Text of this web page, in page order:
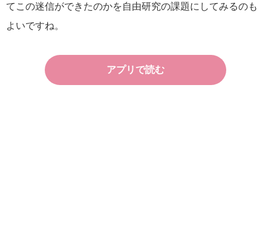
てこの迷信ができたのかを自由研究の課題にしてみるのも
よいですね。
アプリで読む